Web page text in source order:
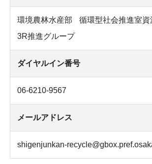
環境農林水産部
循環型社会推進室資
3R推進グループ
ダイヤルイン番号
06-6210-9567
メールアドレス
shigenjunkan-